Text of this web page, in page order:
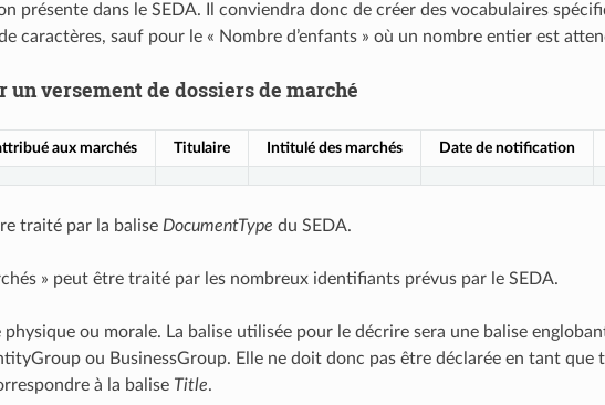
présente dans le SEDA. Il conviendra donc de créer des vocabulaires
caractères, sauf pour le « Nombre d’enfants » où un nombre entier est
versement de dossiers de marché
aux marchés Titulaire Intitulé des marchés Date de notification
traité par la balise DocumentType du SEDA.
» peut être traité par les nombreux identifiants prévus par le SEDA.
ou morale. La balise utilisée pour le décrire sera une balise
ou BusinessGroup. Elle ne doit donc pas être déclarée en tant que
à la balise Title.